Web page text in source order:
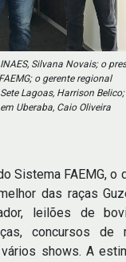
Silvana Novais; o
FAEMG; o gerente regional
Lagoas, Harrison
em Uberaba, Caio Oliveira
Sistema FAEMG, o
das raças
leilões de
concursos de
shows. A